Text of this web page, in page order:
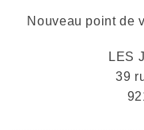
Nouveau point de
LES
39